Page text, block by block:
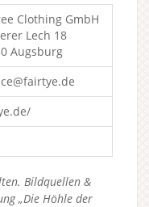
Clothing GmbH
Lech 18
Augsburg
Bildquellen &
„Die Höhle der